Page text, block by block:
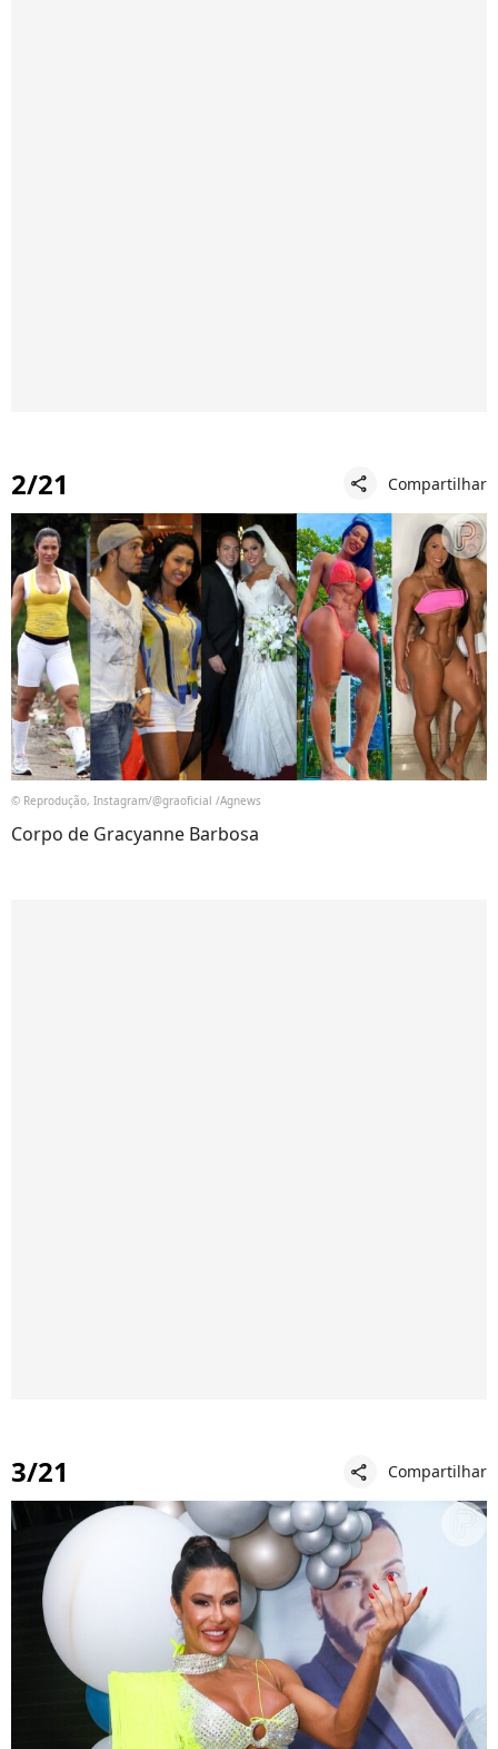
2/21 share Compartilhar
© Reprodução, Instagram/@graoficial /Agnews
Corpo de Gracyanne Barbosa
3/21 share Compartilhar